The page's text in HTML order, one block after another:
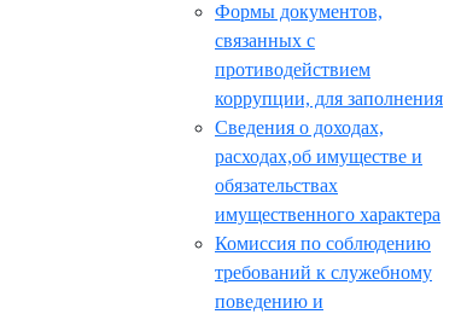
Формы документов,
связанных с
противодействием
коррупции, для заполнения
Сведения о доходах,
расходах,об имуществе и
обязательствах
имущественного характера
Комиссия по соблюдению
требований к служебному
поведению и